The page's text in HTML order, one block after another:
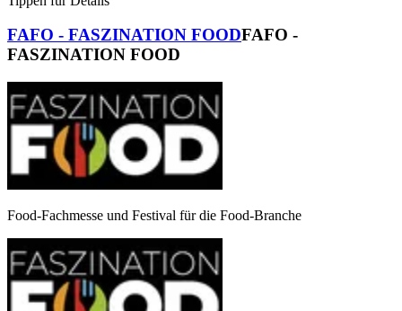
FAFO - FASZINATION FOODFAFO -
FASZINATION FOOD
Food-Fachmesse und Festival für die Food-Branche